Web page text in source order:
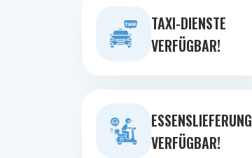
TAXI-DIENSTE
VERFÜGBAR!
ESSENSLIEFERUNG
VERFÜGBAR!